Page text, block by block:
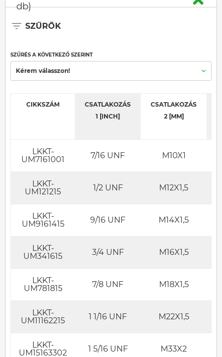
db)
SZŰRŐK
SZŰRÉS A KÖVETKEZŐ SZERINT
Kérem válasszon!
CIKKSZÁM
CSATLAKOZÁS
1 [INCH]
CSATLAKOZÁS
2 [MM]
LKKT-
UM7161001
7/16 UNF M10X1
LKKT-
UM121215
1/2 UNF M12X1,5
LKKT-
UM9161415
9/16 UNF M14X1,5
LKKT-
UM341615
3/4 UNF M16X1,5
LKKT-
UM781815
7/8 UNF M18X1,5
LKKT-
UM11162215
1 1/16 UNF M22X1,5
LKKT-
UM15163302
1 5/16 UNF M33X2